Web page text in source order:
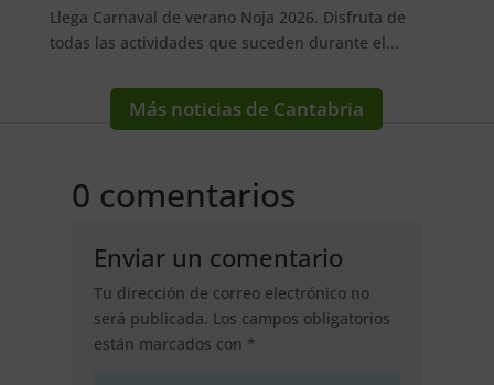
Llega Carnaval de verano Noja 2026. Disfruta de
todas las actividades que suceden durante el...
Más noticias de Cantabria
0 comentarios
Enviar un comentario
Tu dirección de correo electrónico no
será publicada. Los campos obligatorios
están marcados con *